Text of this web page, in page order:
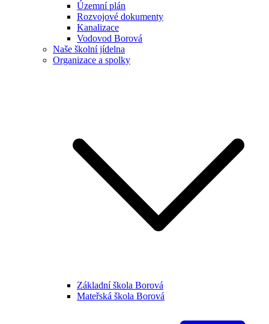
Územní plán
Rozvojové dokumenty
Kanalizace
Vodovod Borová
Naše školní jídelna
Organizace a spolky
Základní škola Borová
Mateřská škola Borová